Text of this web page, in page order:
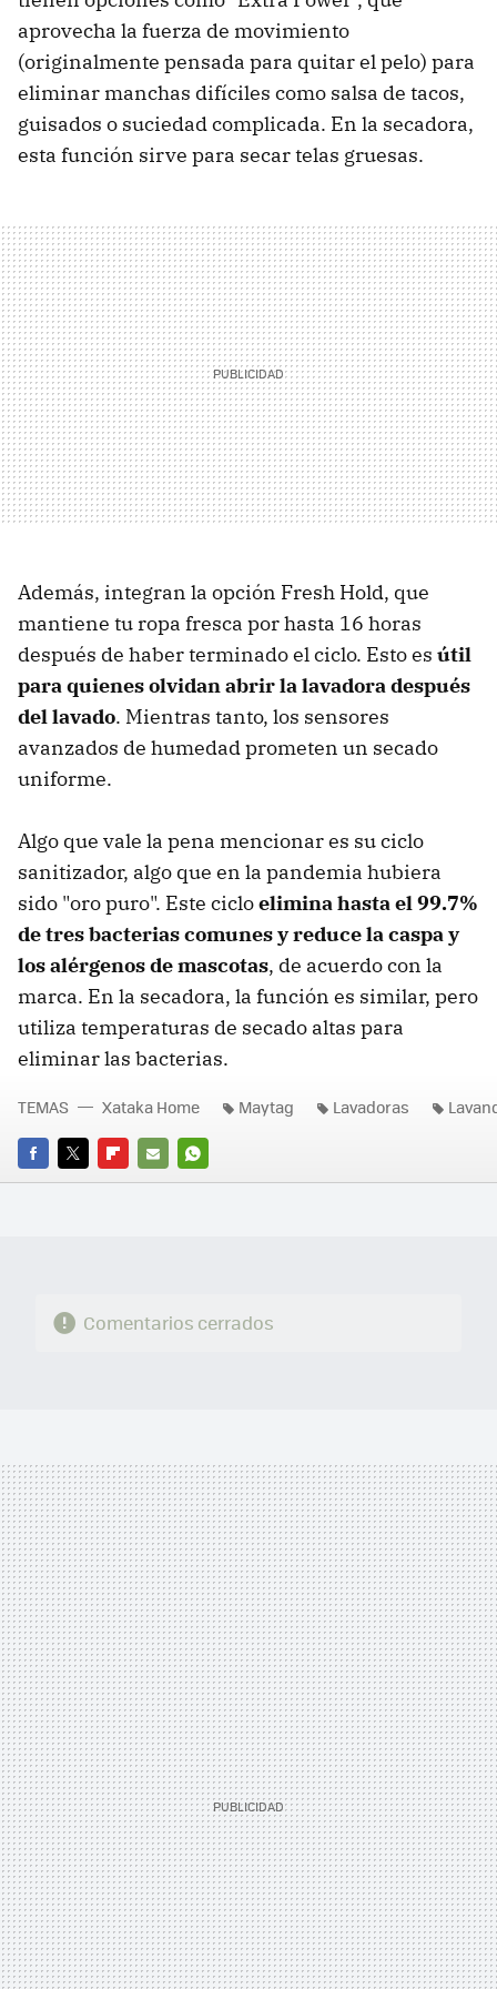
aprovecha la fuerza de movimiento
(originalmente pensada para quitar el pelo) para
eliminar manchas difíciles como salsa de tacos,
guisados o suciedad complicada. En la secadora,
esta función sirve para secar telas gruesas.
Además, integran la opción Fresh Hold, que
mantiene tu ropa fresca por hasta 16 horas
después de haber terminado el ciclo. Esto es útil
para quienes olvidan abrir la lavadora después
del lavado. Mientras tanto, los sensores
avanzados de humedad prometen un secado
uniforme.
Algo que vale la pena mencionar es su ciclo
sanitizador, algo que en la pandemia hubiera
sido "oro puro". Este cicloelimina hasta el99.7%
de tres bacterias comunes y reduce la caspa y
los alérgenos de mascotas, de acuerdo con la
marca. En la secadora, la función es similar, pero
utiliza temperaturas de secado altas para
eliminar las bacterias.
FACEBOOK
TWITTERFLIPBOARD
E-
WHATSAPP
TEMAS Xataka Home Maytag Lavadoras
Comentarios cerrados